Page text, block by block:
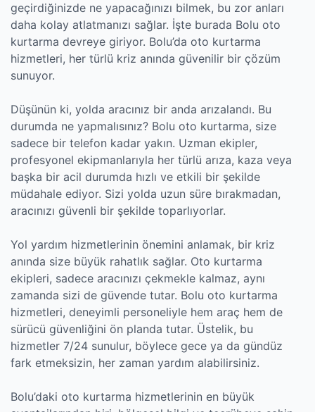
geçirdiğinizde ne yapacağınızı bilmek, bu zor anları
daha kolay atlatmanızı sağlar. İşte burada Bolu oto
kurtarma devreye giriyor. Bolu’da oto kurtarma
hizmetleri, her türlü kriz anında güvenilir bir çözüm
sunuyor.
Düşünün ki, yolda aracınız bir anda arızalandı. Bu
durumda ne yapmalısınız? Bolu oto kurtarma, size
sadece bir telefon kadar yakın. Uzman ekipler,
profesyonel ekipmanlarıyla her türlü arıza, kaza veya
başka bir acil durumda hızlı ve etkili bir şekilde
müdahale ediyor. Sizi yolda uzun süre bırakmadan,
aracınızı güvenli bir şekilde toparlıyorlar.
Yol yardım hizmetlerinin önemini anlamak, bir kriz
anında size büyük rahatlık sağlar. Oto kurtarma
ekipleri, sadece aracınızı çekmekle kalmaz, aynı
zamanda sizi de güvende tutar. Bolu oto kurtarma
hizmetleri, deneyimli personeliyle hem araç hem de
sürücü güvenliğini ön planda tutar. Üstelik, bu
hizmetler 7/24 sunulur, böylece gece ya da gündüz
fark etmeksizin, her zaman yardım alabilirsiniz.
Bolu’daki oto kurtarma hizmetlerinin en büyük